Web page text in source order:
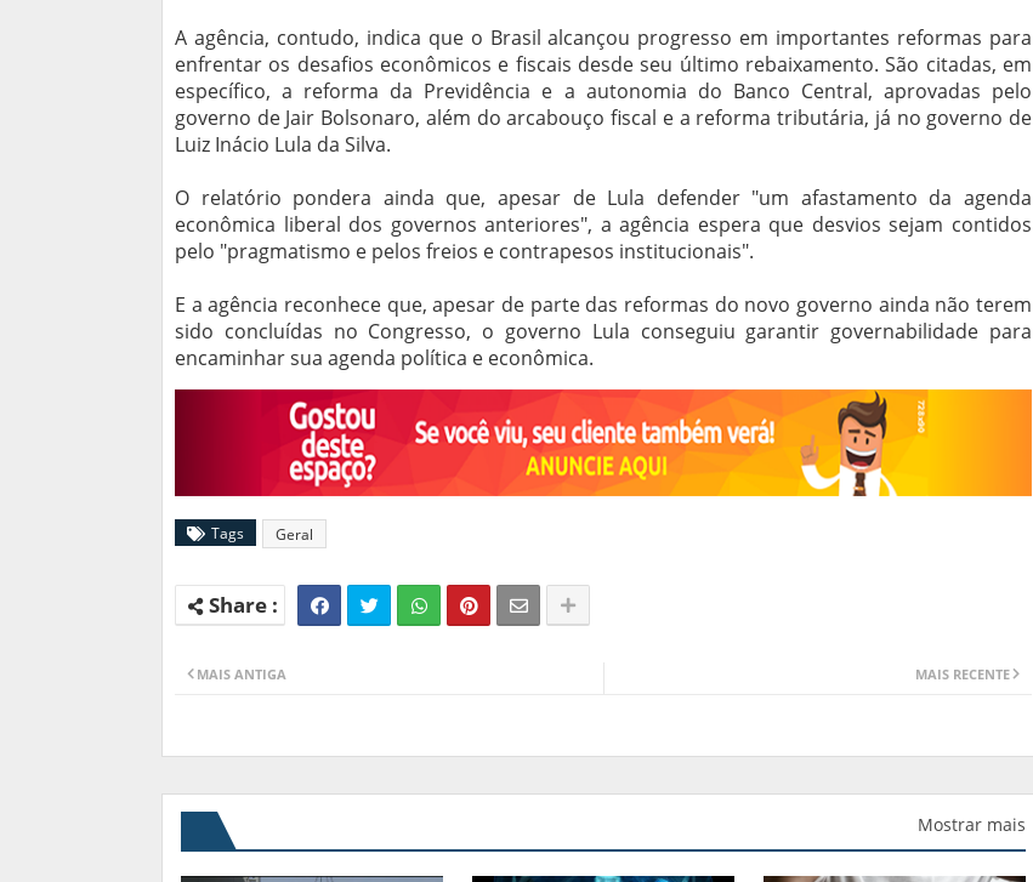
A agência, contudo, indica que o Brasil alcançou progresso em importantes reformas para
enfrentar os desafios econômicos e fiscais desde seu último rebaixamento. São citadas, em
específico, a reforma da Previdência e a autonomia do Banco Central, aprovadas pelo
governo de Jair Bolsonaro, além do arcabouço fiscal e a reforma tributária, já no governo de
Luiz Inácio Lula da Silva.
O relatório pondera ainda que, apesar de Lula defender "um afastamento da agenda
econômica liberal dos governos anteriores", a agência espera que desvios sejam contidos
pelo "pragmatismo e pelos freios e contrapesos institucionais".
E a agência reconhece que, apesar de parte das reformas do novo governo ainda não terem
sido concluídas no Congresso, o governo Lula conseguiu garantir governabilidade para
encaminhar sua agenda política e econômica.
Tags Geral
MAIS RECENTE
MAIS ANTIGA
Mostrar mais